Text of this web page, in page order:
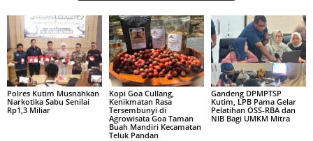
Polres Kutim Musnahkan
Narkotika Sabu Senilai
Rp1,3 Miliar
Kopi Goa Cullang,
Kenikmatan Rasa
Tersembunyi di
Agrowisata Goa Taman
Buah Mandiri Kecamatan
Teluk Pandan
Gandeng DPMPTSP
Kutim, LPB Pama Gelar
Pelatihan OSS-RBA dan
NIB Bagi UMKM Mitra